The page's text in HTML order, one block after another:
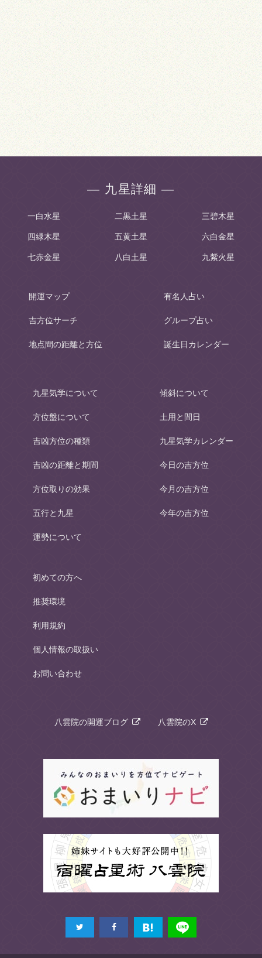
― 九星詳細 ―
一白水星 二黒土星 三碧木星
四緑木星 五黄土星 六白金星
七赤金星 八白土星 九紫火星
開運マップ
吉方位サーチ
地点間の距離と方位
有名人占い
グループ占い
誕生日カレンダー
九星気学について
方位盤について
吉凶方位の種類
吉凶の距離と期間
方位取りの効果
五行と九星
運勢について
傾斜について
土用と間日
九星気学カレンダー
今日の吉方位
今月の吉方位
今年の吉方位
初めての方へ
推奨環境
利用規約
個人情報の取扱い
お問い合わせ
八雲院の開運ブログ 八雲院のX